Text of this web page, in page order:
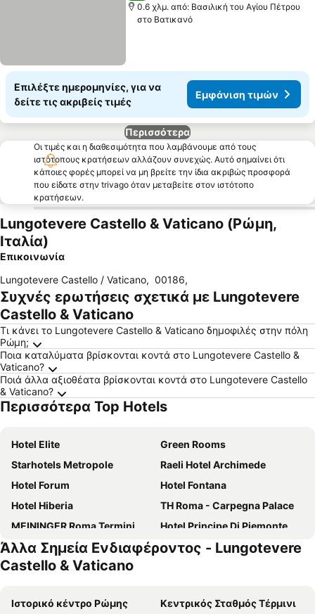
0.6 χλμ. από: Βασιλική του Αγίου Πέτρου
στο Βατικανό
Επιλέξτε ημερομηνίες, για να
δείτε τις ακριβείς τιμές
Εμφάνιση τιμών
Περισσότερα
Οι τιμές και η διαθεσιμότητα που λαμβάνουμε από τους
ιστότοπους κρατήσεων αλλάζουν συνεχώς. Αυτό σημαίνει ότι
κάποιες φορές μπορεί να μη βρείτε την ίδια ακριβώς προσφορά
που είδατε στην trivago όταν μεταβείτε στον ιστότοπο
κρατήσεων.
Lungotevere Castello & Vaticano (Ρώμη,
Ιταλία)
Επικοινωνία
Lungotevere Castello / Vaticano, 00186,
Συχνές ερωτήσεις σχετικά με Lungotevere
Castello & Vaticano
Τι κάνει το Lungotevere Castello & Vaticano δημοφιλές στην πόλη
Ρώμη;
Ποια καταλύματα βρίσκονται κοντά στο Lungotevere Castello &
Vaticano?
Ποιά άλλα αξιοθέατα βρίσκονται κοντά στο Lungotevere Castello
& Vaticano?
Περισσότερα Top Hotels
Hotel Elite
Green Rooms
Starhotels Metropole
Raeli Hotel Archimede
Hotel Forum
Hotel Fontana
Hotel Hiberia
TH Roma - Carpegna Palace
MEININGER Roma Termini
Hotel Principe Di Piemonte
Hotel Gioberti
Augusta Lucilla Palace
The Republic Hotel
Grand Hotel Tiberio
Garner Hotel Rome Aurelia By Ihg
Άλλα Σημεία Ενδιαφέροντος - Lungotevere
Castello & Vaticano
Ιστορικό κέντρο Ρώμης
Κεντρικός Σταθμός Τέρμινι